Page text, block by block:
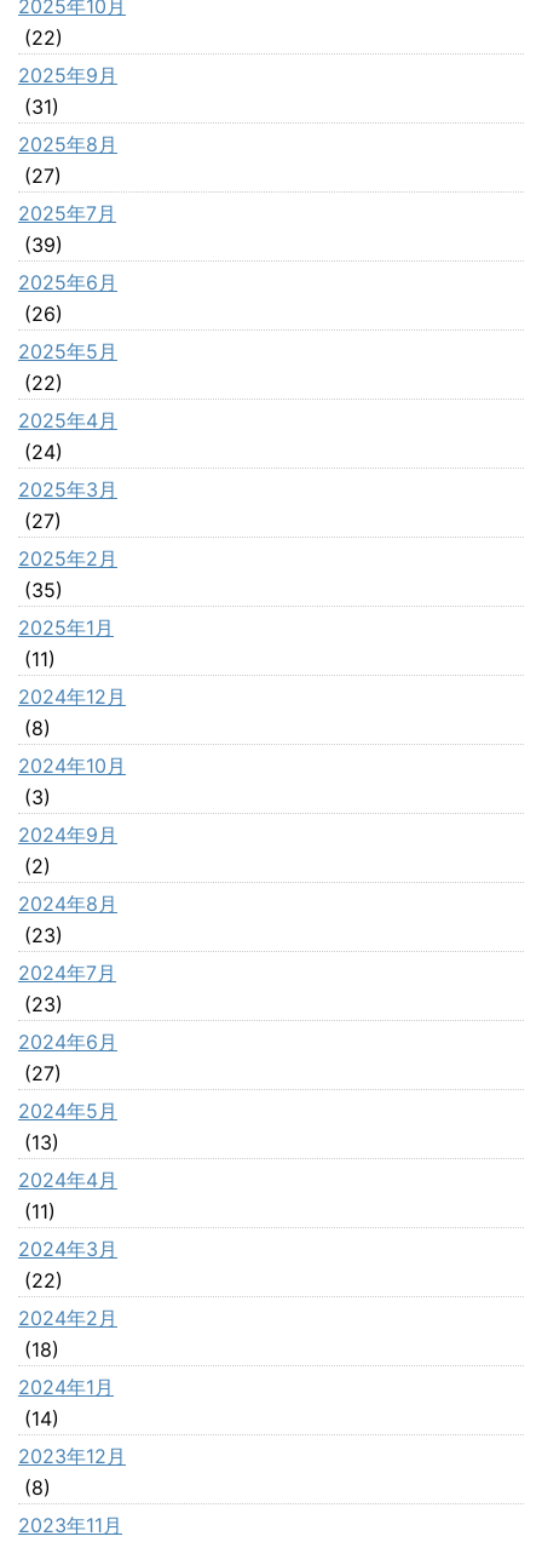
2025年10月
(22)
2025年9月
(31)
2025年8月
(27)
2025年7月
(39)
2025年6月
(26)
2025年5月
(22)
2025年4月
(24)
2025年3月
(27)
2025年2月
(35)
2025年1月
(11)
2024年12月
(8)
2024年10月
(3)
2024年9月
(2)
2024年8月
(23)
2024年7月
(23)
2024年6月
(27)
2024年5月
(13)
2024年4月
(11)
2024年3月
(22)
2024年2月
(18)
2024年1月
(14)
2023年12月
(8)
2023年11月